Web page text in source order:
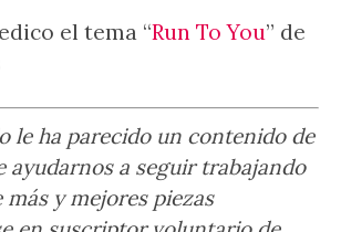
el tema “Run To You” de
le ha parecido un contenido de
ayudarnos a seguir trabajando
y mejores piezas